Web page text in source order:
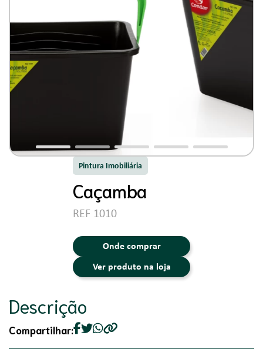
Pintura Imobiliária
Caçamba
REF 1010
Onde comprar
Ver produto na loja
Descrição
Compartilhar: